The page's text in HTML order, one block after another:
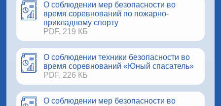
О соблюдении мер безопасности во
время соревнований по пожарно-
прикладному спорту
PDF, 219 КБ
О соблюдении техники безопасности во
время соревнований «Юный спасатель»
PDF, 226 КБ
О соблюдении мер безопасности во